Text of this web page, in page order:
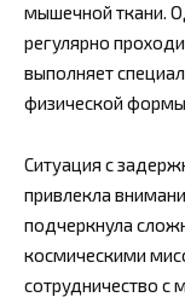
мышечной ткани.
регулярно
выполняет
физической
Ситуация с
привлекла
подчеркнула
космическими
сотрудничество